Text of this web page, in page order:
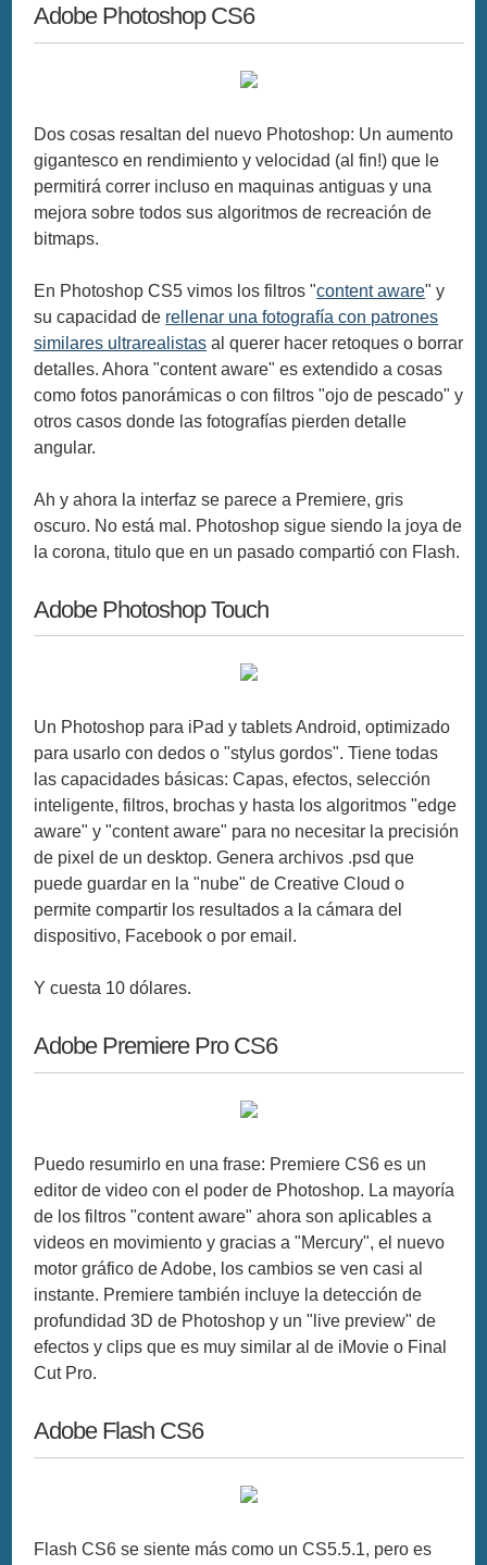
Adobe Photoshop CS6
Dos cosas resaltan del nuevo Photoshop: Un aumento
gigantesco en rendimiento y velocidad (al fin!) que le
permitirá correr incluso en maquinas antiguas y una
mejora sobre todos sus algoritmos de recreación de
bitmaps.
En Photoshop CS5 vimos los filtros "content aware" y
su capacidad de rellenar una fotografía con patrones
similares ultrarealistas al querer hacer retoques o borrar
detalles. Ahora "content aware" es extendido a cosas
como fotos panorámicas o con filtros "ojo de pescado" y
otros casos donde las fotografías pierden detalle
angular.
Ah y ahora la interfaz se parece a Premiere, gris
oscuro. No está mal. Photoshop sigue siendo la joya de
la corona, titulo que en un pasado compartió con Flash.
Adobe Photoshop Touch
Un Photoshop para iPad y tablets Android, optimizado
para usarlo con dedos o "stylus gordos". Tiene todas
las capacidades básicas: Capas, efectos, selección
inteligente, filtros, brochas y hasta los algoritmos "edge
aware" y "content aware" para no necesitar la precisión
de pixel de un desktop. Genera archivos .psd que
puede guardar en la "nube" de Creative Cloud o
permite compartir los resultados a la cámara del
dispositivo, Facebook o por email.
Y cuesta 10 dólares.
Adobe Premiere Pro CS6
Puedo resumirlo en una frase: Premiere CS6 es un
editor de video con el poder de Photoshop. La mayoría
de los filtros "content aware" ahora son aplicables a
videos en movimiento y gracias a "Mercury", el nuevo
motor gráfico de Adobe, los cambios se ven casi al
instante. Premiere también incluye la detección de
profundidad 3D de Photoshop y un "live preview" de
efectos y clips que es muy similar al de iMovie o Final
Cut Pro.
Adobe Flash CS6
Flash CS6 se siente más como un CS5.5.1, pero es